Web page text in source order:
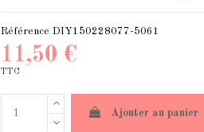
Référence DIY150228077-5061
11,50 €
TTC
Ajouter au panier